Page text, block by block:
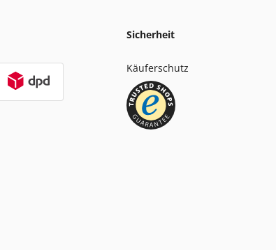
Sicherheit
Käuferschutz